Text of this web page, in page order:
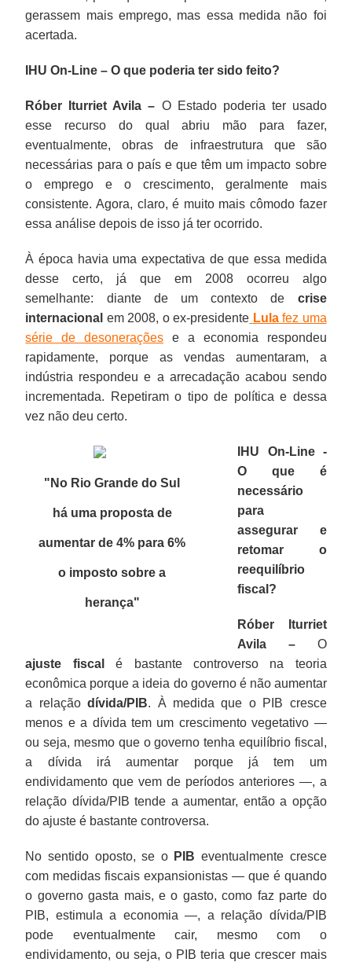
gerassem mais emprego, mas essa medida não foi
acertada.
IHU On-Line – O que poderia ter sido feito?
Róber Iturriet Avila – O Estado poderia ter usado
esse recurso do qual abriu mão para fazer,
eventualmente, obras de infraestrutura que são
necessárias para o país e que têm um impacto sobre
o emprego e o crescimento, geralmente mais
consistente. Agora, claro, é muito mais cômodo fazer
essa análise depois de isso já ter ocorrido.
À época havia uma expectativa de que essa medida
desse certo, já que em 2008 ocorreu algo
semelhante: diante de um contexto de crise
internacional em 2008, o ex-presidente Lulafez uma
série de desonerações e a economia respondeu
rapidamente, porque as vendas aumentaram, a
indústria respondeu e a arrecadação acabou sendo
incrementada. Repetiram o tipo de política e dessa
vez não deu certo.
"No Rio Grande do Sul
há uma proposta de
aumentar de 4% para 6%
o imposto sobre a
herança"
IHU On-Line -
O que é
necessário
para
assegurar e
retomar o
reequilíbrio
fiscal?
Róber Iturriet
Avila – O
ajuste fiscal
é bastante controverso na teoria
econômica porque a ideia do governo é não aumentar
a relaçãodívida/PIB. À medida que o PIB cresce
menos e a dívida tem um crescimento vegetativo —
ou seja, mesmo que o governo tenha equilíbrio fiscal,
a dívida irá aumentar porque já tem um
endividamento que vem de períodos anteriores —, a
relação dívida/PIB tende a aumentar, então a opção
do ajuste é bastante controversa.
No sentido oposto, se o PIB eventualmente cresce
com medidas fiscais expansionistas — que é quando
o governo gasta mais, e o gasto, como faz parte do
PIB, estimula a economia —, a relação dívida/PIB
pode eventualmente cair, mesmo com o
endividamento, ou seja, o PIB teria que crescer mais